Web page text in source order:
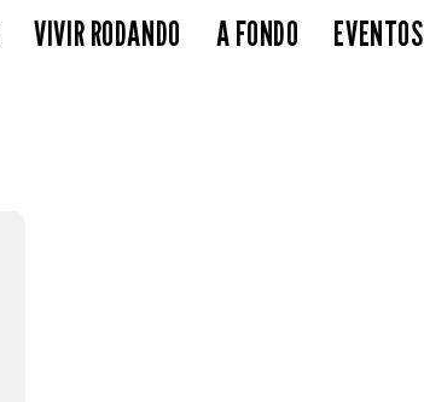
VIVIR RODANDO A FONDO EVENTOS